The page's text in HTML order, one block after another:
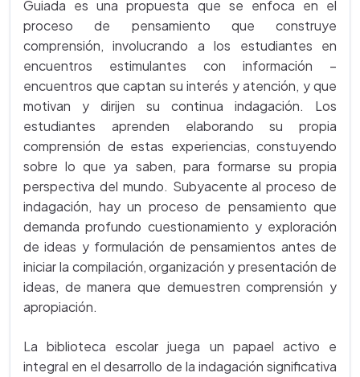
Guiada es una propuesta que se enfoca en el
proceso de pensamiento que construye
comprensión, involucrando a los estudiantes en
encuentros estimulantes con información –
encuentros que captan su interés y atención, y que
motivan y dirijen su continua indagación. Los
estudiantes aprenden elaborando su propia
comprensión de estas experiencias, constuyendo
sobre lo que ya saben, para formarse su propia
perspectiva del mundo. Subyacente al proceso de
indagación, hay un proceso de pensamiento que
demanda profundo cuestionamiento y exploración
de ideas y formulación de pensamientos antes de
iniciar la compilación, organización y presentación de
ideas, de manera que demuestren comprensión y
apropiación.
La biblioteca escolar juega un papael activo e
integral en el desarrollo de la indagación significativa